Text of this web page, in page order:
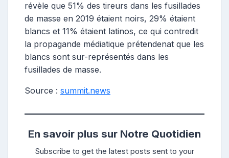
r
révèle que 51% des tireurs dans les fusillades
de masse en 2019 étaient noirs, 29% étaient
blancs et 11% étaient latinos, ce qui contredit
la propagande médiatique prétendenat que les
blancs sont sur-représentés dans les
fusillades de masse.
Source : summit.news
En savoir plus sur Notre Quotidien
Subscribe to get the latest posts sent to your